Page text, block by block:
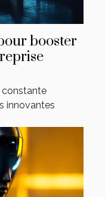
booster
constante
innovantes